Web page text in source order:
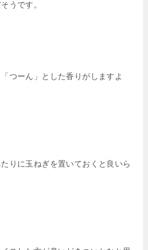
うです。
つーん」とした香りがしますよ
りに玉ねぎを置いておくと良いら